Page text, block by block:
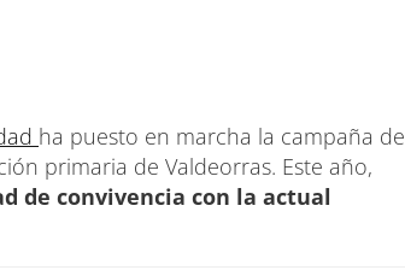
ha puesto en marcha la campaña de
primaria de Valdeorras. Este año,
de convivencia con la actual